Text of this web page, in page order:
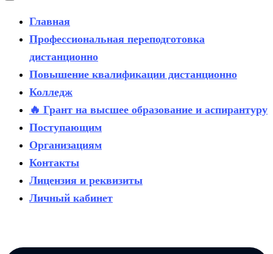
Главная
Профессиональная переподготовка
дистанционно
Повышение квалификации дистанционно
Колледж
🔥 Грант на высшее образование и аспирантуру
Поступающим
Организациям
Контакты
Лицензия и реквизиты
Личный кабинет